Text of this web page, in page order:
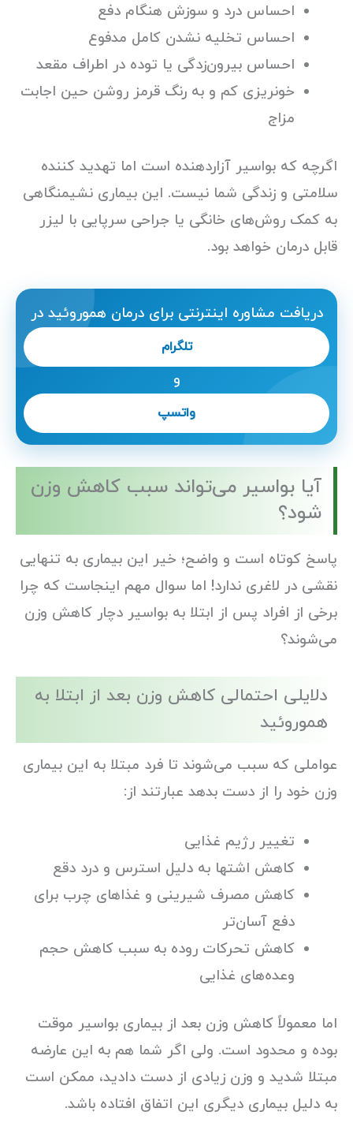
احساس درد و سوزش هنگام دفع
احساس تخلیه نشدن کامل مدفوع
احساس بیرون‌زدگی یا توده در اطراف مقعد
خونریزی کم و به رنگ قرمز روشن حین اجابت
مزاج
اگرچه که بواسیر آزاردهنده است اما تهدید کننده
سلامتی و زندگی شما نیست. این بیماری نشیمنگاهی
به کمک روش‌های خانگی یا جراحی سرپایی با لیزر
قابل درمان خواهد بود.
دریافت مشاوره اینترنتی برای درمان هموروئید در
تلگرام
و
واتسپ
آیا بواسیر می‌تواند سبب کاهش وزن
شود؟
پاسخ کوتاه است و واضح؛ خیر این بیماری به تنهایی
نقشی در لاغری ندارد! اما سوال مهم اینجاست که چرا
برخی از افراد پس از ابتلا به بواسیر دچار کاهش وزن
می‌شوند؟
دلایلی احتمالی کاهش وزن بعد از ابتلا به
هموروئید
عواملی که سبب می‌شوند تا فرد مبتلا به این بیماری
وزن خود را از دست بدهد عبارتند از:
تغییر رژیم غذایی
کاهش اشتها به دلیل استرس و درد دقع
کاهش مصرف شیرینی و غذاهای چرب برای
دفع آسان‌تر
کاهش تحرکات روده به سبب کاهش حجم
وعده‌های غذایی
اما معمولاً کاهش وزن بعد از بیماری بواسیر موقت
بوده و محدود است. ولی اگر شما هم به این عارضه
مبتلا شدید و وزن زیادی از دست دادید، ممکن است
به دلیل بیماری دیگری این اتفاق افتاده باشد.